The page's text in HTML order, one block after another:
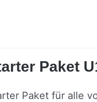
Paket
Paket für alle